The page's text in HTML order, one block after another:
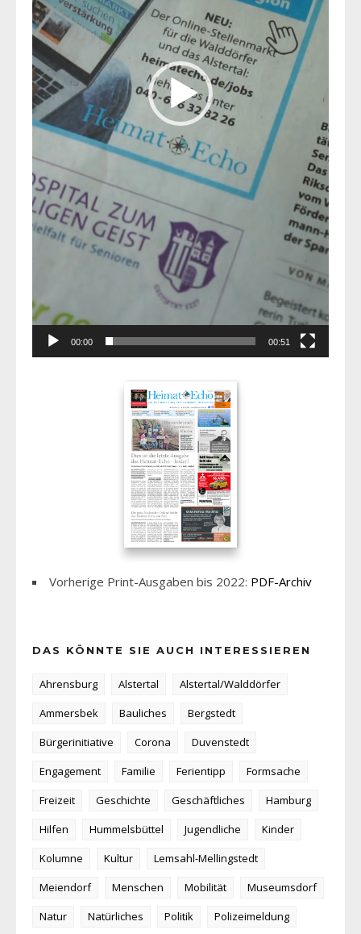
00:00 00:51
Vorherige Print-Ausgaben bis 2022: PDF-Archiv
DAS KÖNNTE SIE AUCH INTERESSIEREN
Ahrensburg Alstertal
Alstertal/Walddörfer
Ammersbek
Bauliches
Bergstedt
Bürgerinitiative
Corona
Duvenstedt
Engagement
Familie Ferientipp
Formsache
Freizeit
Geschichte Geschäftliches
Hamburg
Hilfen
Hummelsbüttel Jugendliche
Kinder
Kolumne
Kultur
Lemsahl-Mellingstedt
Meiendorf
Menschen Mobilität
Museumsdorf
Natur
Natürliches Politik
Polizeimeldung